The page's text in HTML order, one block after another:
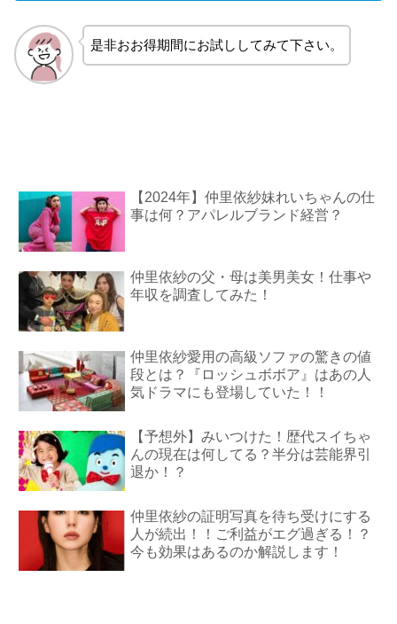
是非おお得期間にお試ししてみて下さい。
【2024年】仲里依紗妹れいちゃんの仕
事は何？アパレルブランド経営？
仲里依紗の父・母は美男美女！仕事や
年収を調査してみた！
仲里依紗愛用の高級ソファの驚きの値
段とは？『ロッシュボボア』はあの人
気ドラマにも登場していた！！
【予想外】みいつけた！歴代スイちゃ
んの現在は何してる？半分は芸能界引
退か！？
仲里依紗の証明写真を待ち受けにする
人が続出！！ご利益がエグ過ぎる！？
今も効果はあるのか解説します！